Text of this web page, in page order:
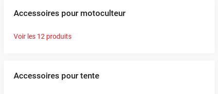
Accessoires pour motoculteur
Voir les 12 produits
Accessoires pour tente